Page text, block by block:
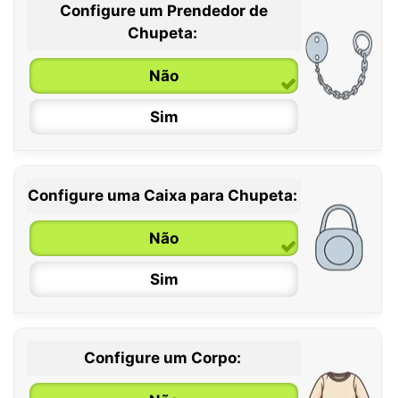
0 / 6 meses
6 / 36 meses
Configure um Prendedor de
Chupeta:
Não
Sim
Configure uma Caixa para Chupeta:
Não
Sim
Configure um Corpo: